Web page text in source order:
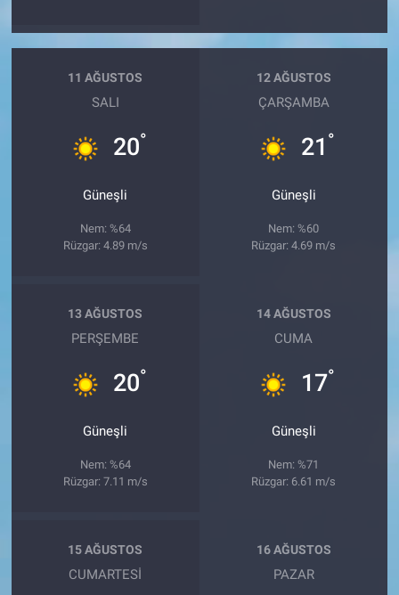
11 AĞUSTOS
SALI
20°
Güneşli
Nem: %64
Rüzgar: 4.89 m/s
12 AĞUSTOS
ÇARŞAMBA
21 °
Güneşli
Nem: %60
Rüzgar: 4.69 m/s
13 AĞUSTOS
PERŞEMBE
20°
Güneşli
Nem: %64
Rüzgar: 7.11 m/s
14 AĞUSTOS
CUMA
17°
Güneşli
Nem: %71
Rüzgar: 6.61 m/s
15 AĞUSTOS
CUMARTESI
16 AĞUSTOS
PAZAR